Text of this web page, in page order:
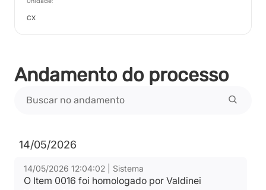
CX
Andamento do processo
14/05/2026
14/05/2026 12:04:02 | Sistema
O Item 0016 foi homologado por Valdinei